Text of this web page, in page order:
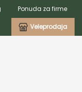
Ponuda za firme
Veleprodaja